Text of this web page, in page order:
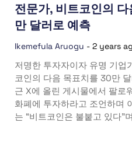
전문가, 비트코인의
만 달러로 예측
Ikemefula Aruogu - 2 years
저명한 투자자이자 유명 기업
코인의 다음 목표치를 30만
근 X에 올린 게시물에서 팔로
화폐에 투자하라고 조언하며
는 “비트코인은 불붙고 있다”